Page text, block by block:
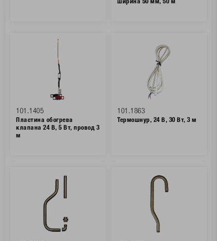
ширина 50 мм, 50 м
101.1405
Пластина обогрева
клапана 24 В, 5 Вт, провод 3
м
101.1863
Термошнур, 24 В, 30 Вт, 3 м